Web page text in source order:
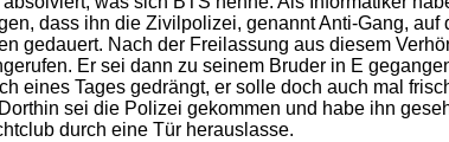
dass ihn die Zivilpolizei, genannt Anti-Gang,
gedauert. Nach der Freilassung aus diesem
Er sei dann zu seinem Bruder in E
eines Tages gedrängt, er solle doch auch mal
sei die Polizei gekommen und habe ihn
durch eine Tür herauslasse.